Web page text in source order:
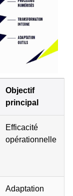
Objectif
principal
Efficacité
opérationnelle
Adaptation